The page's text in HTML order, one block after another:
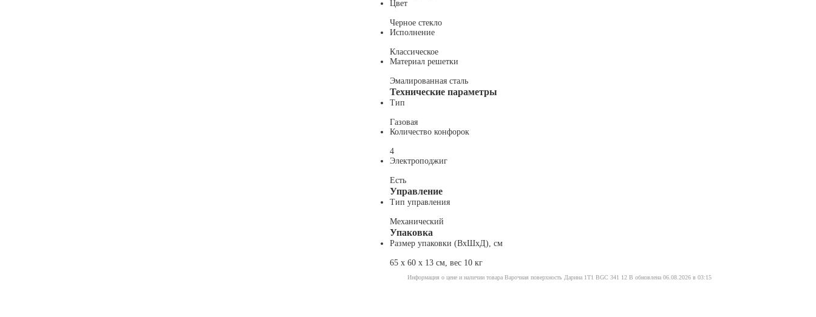
Цвет
Черное стекло
Исполнение
Классическое
Материал решетки
Эмалированная сталь
Технические параметры
Тип
Газовая
Количество конфорок
4
Электроподжиг
Есть
Управление
Тип управления
Механический
Упаковка
Размер упаковки (ВхШхД), см
65 x 60 x 13 см, вес 10 кг
Информация о цене и наличии товара Варочная поверхность Дарина 1T1 BGС 341 12 В обновлена 06.08.2026 в 03:15